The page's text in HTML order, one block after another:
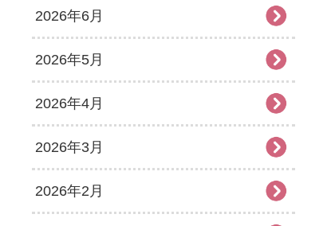
2026年6月
2026年5月
2026年4月
2026年3月
2026年2月